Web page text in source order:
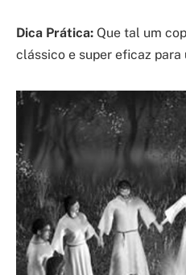
Dica Prática: Que tal um
clássico e super eficaz para